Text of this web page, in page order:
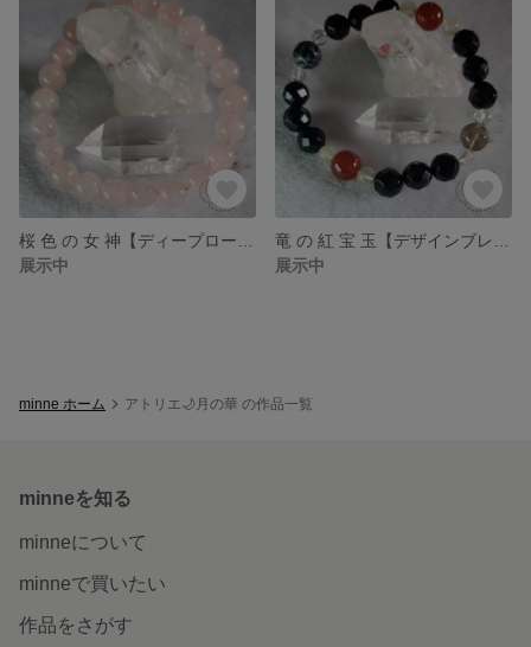
展示中
展示中
minne ホーム アトリエ🌙月の華 の作品一覧
minneを知る
minneについて
minneで買いたい
作品をさがす